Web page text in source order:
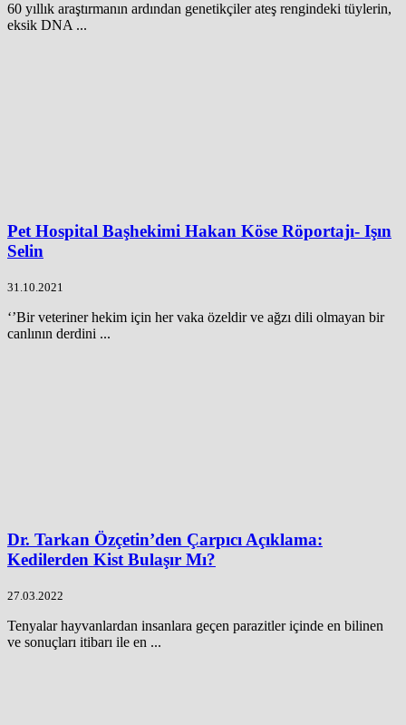
60 yıllık araştırmanın ardından genetikçiler ateş rengindeki tüylerin,
eksik DNA ...
Pet Hospital Başhekimi Hakan Köse Röportajı- Işın
Selin
31.10.2021
‘’Bir veteriner hekim için her vaka özeldir ve ağzı dili olmayan bir
canlının derdini ...
Dr. Tarkan Özçetin’den Çarpıcı Açıklama:
Kedilerden Kist Bulaşır Mı?
27.03.2022
Tenyalar hayvanlardan insanlara geçen parazitler içinde en bilinen
ve sonuçları itibarı ile en ...